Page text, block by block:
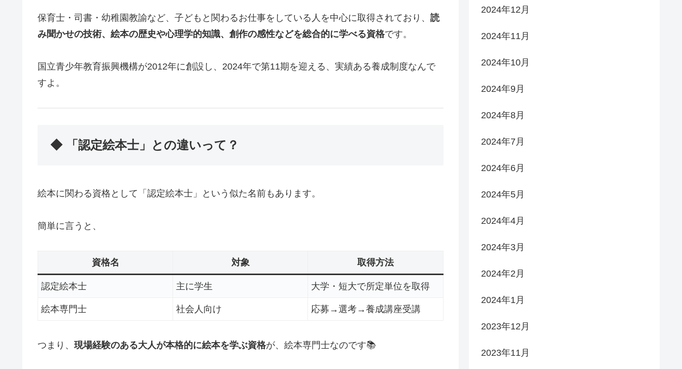
保育士・司書・幼稚園教諭など、子どもと関わるお仕事をしている人を中心に取得されており、 読
み聞かせの技術、絵本の歴史や心理学的知識、創作の感性などを総合的に学べる資格です。
国立青少年教育振興機構が2012年に創設し、2024年で第11期を迎える、実績ある養成制度なんで
すよ。
◆ 「認定絵本士」との違いって？
絵本に関わる資格として「認定絵本士」という似た名前もあります。
簡単に言うと、
資格名 対象 取得方法
認定絵本士 主に学生 大学・短大で所定単位を取得
絵本専門士 社会人向け 応募→選考→養成講座受講
つまり、 現場経験のある大人が本格的に絵本を学ぶ資格が、絵本専門士なのです📚
2024年12月
2024年11月
2024年10月
2024年9月
2024年8月
2024年7月
2024年6月
2024年5月
2024年4月
2024年3月
2024年2月
2024年1月
2023年12月
2023年11月